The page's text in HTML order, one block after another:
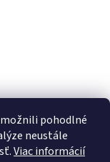
pohodlné
neustále
Viac informácií